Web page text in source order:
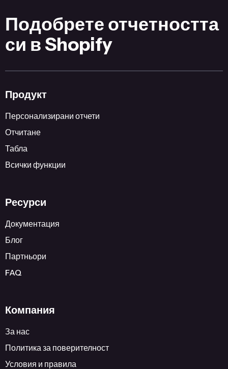
Подобрете отчетността
си в Shopify
Продукт
Персонализирани отчети
Отчитане
Табла
Всички функции
Ресурси
Документация
Блог
Партньори
FAQ
Компания
За нас
Политика за поверителност
Условия и правила